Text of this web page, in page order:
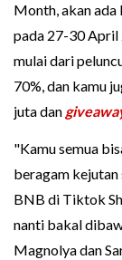
Month, akan ada
pada 27-30 April
mulai dari
70%, dan kamu
juta dan
"Kamu semua
beragam
BNB di Tiktok
nanti bakal
Magnolya dan